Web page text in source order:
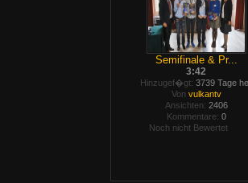
Semifinale & Pr...
3:42
Hinzugef�gt: 3739 Tage
Von vulkantv
Ansichten: 2406
Kommentare: 0
Noch nicht Bewertet